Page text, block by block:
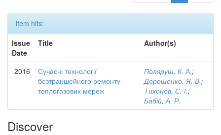
Item hits:
Issue
Date
Title Author(s)
2016
Сучасні технології
безтраншейного ремонту
теплогазових мереж
Поляруш, К. А.;
Дорошенко, Я. В.;
Тихонов, С. І.;
Бабій, А. Р.
Discover